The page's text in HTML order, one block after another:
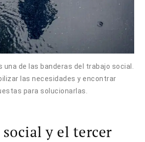
una de las banderas del trabajo social.
las necesidades y encontrar
para solucionarlas.
y el tercer